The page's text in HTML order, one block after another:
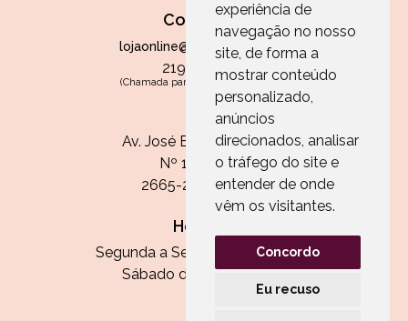
experiência de
navegação no nosso
site, de forma a
mostrar conteúdo
personalizado,
anúncios
direcionados, analisar
o tráfego do site e
entender de onde
vêm os visitantes.
Concordo
Eu recuso
Contactos
lojaonline@paperandarts.pt
219 862 836
(Chamada para a rede fixa nacional)
Loja
Av. José Batista Antunes
Nº 11, Loja 10
2665-236 Malveira
Horário:
Segunda a Sexta das 13h às 20h
Sábado das 9h30 às 13h